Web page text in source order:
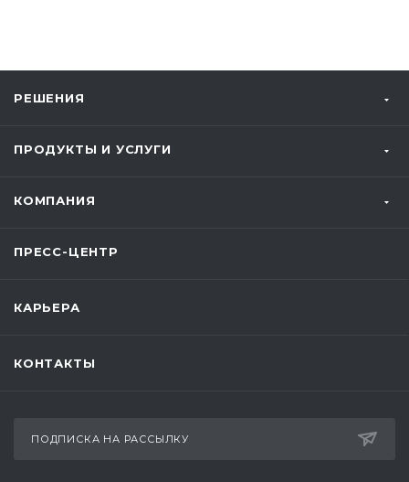
РЕШЕНИЯ
ПРОДУКТЫ И УСЛУГИ
КОМПАНИЯ
ПРЕСС-ЦЕНТР
КАРЬЕРА
КОНТАКТЫ
ПОДПИСКА НА РАССЫЛКУ